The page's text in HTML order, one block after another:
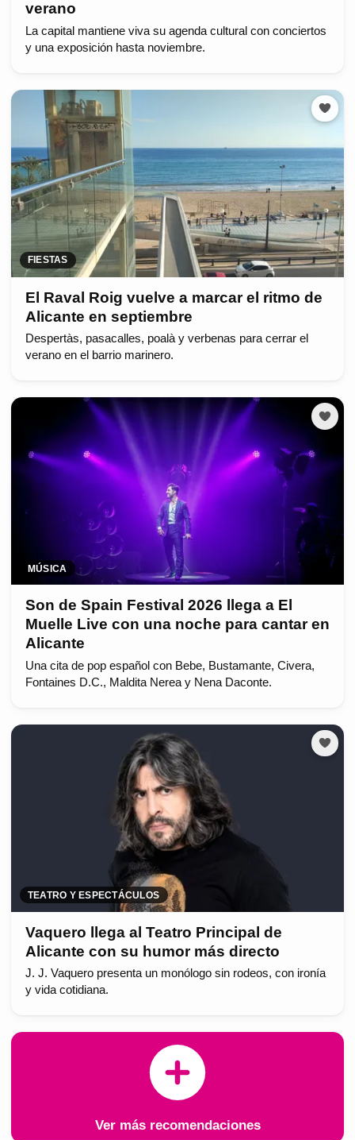
verano
La capital mantiene viva su agenda cultural con conciertos
y una exposición hasta noviembre.
FIESTAS
El Raval Roig vuelve a marcar el ritmo de
Alicante en septiembre
Despertàs, pasacalles, poalà y verbenas para cerrar el
verano en el barrio marinero.
MÚSICA
Son de Spain Festival 2026 llega a El
Muelle Live con una noche para cantar en
Alicante
Una cita de pop español con Bebe, Bustamante, Civera,
Fontaines D.C., Maldita Nerea y Nena Daconte.
TEATRO Y ESPECTÁCULOS
Vaquero llega al Teatro Principal de
Alicante con su humor más directo
J. J. Vaquero presenta un monólogo sin rodeos, con ironía
y vida cotidiana.
Ver más recomendaciones